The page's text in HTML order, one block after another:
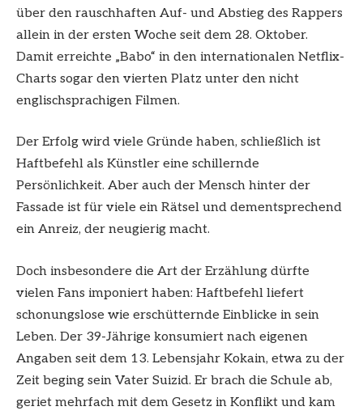
über den rauschhaften Auf- und Abstieg des Rappers
allein in der ersten Woche seit dem 28. Oktober.
Damit erreichte „Babo“ in den internationalen Netflix-
Charts sogar den vierten Platz unter den nicht
englischsprachigen Filmen.
Der Erfolg wird viele Gründe haben, schließlich ist
Haftbefehl als Künstler eine schillernde
Persönlichkeit. Aber auch der Mensch hinter der
Fassade ist für viele ein Rätsel und dementsprechend
ein Anreiz, der neugierig macht.
Doch insbesondere die Art der Erzählung dürfte
vielen Fans imponiert haben: Haftbefehl liefert
schonungslose wie erschütternde Einblicke in sein
Leben. Der 39-Jährige konsumiert nach eigenen
Angaben seit dem 13. Lebensjahr Kokain, etwa zu der
Zeit beging sein Vater Suizid. Er brach die Schule ab,
geriet mehrfach mit dem Gesetz in Konflikt und kam